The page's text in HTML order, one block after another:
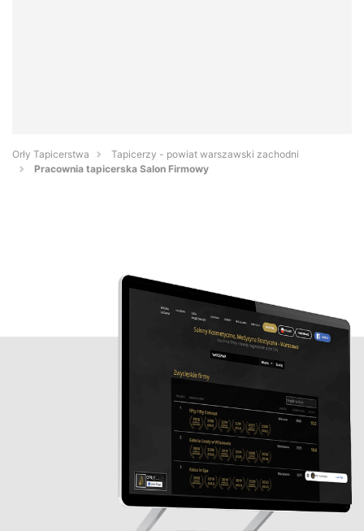
Orły Tapicerstwa
Tapicerzy - powiat warszawski zachodni
Pracownia tapicerska Salon Firmowy